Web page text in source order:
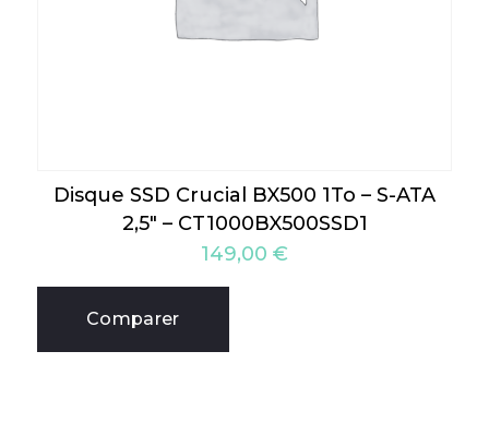
Disque SSD Crucial BX500 1To – S-ATA
2,5″ – CT1000BX500SSD1
149,00 €
Comparer